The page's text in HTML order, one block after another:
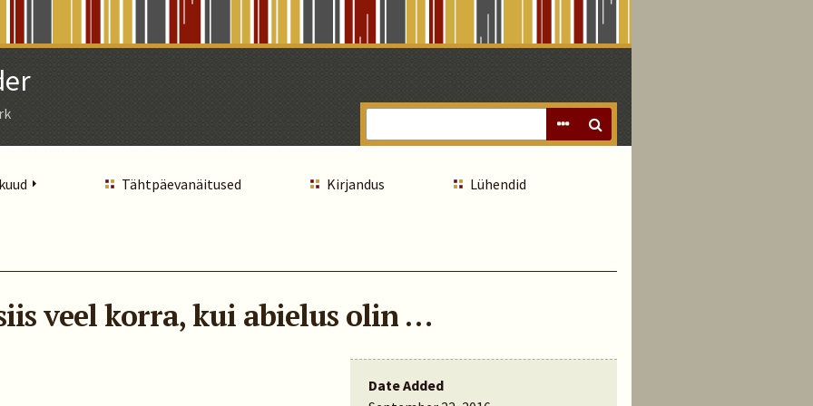
Tähtpäevanäitused Kirjandus Lühendid
veel korra, kui abielus olin …
Date Added